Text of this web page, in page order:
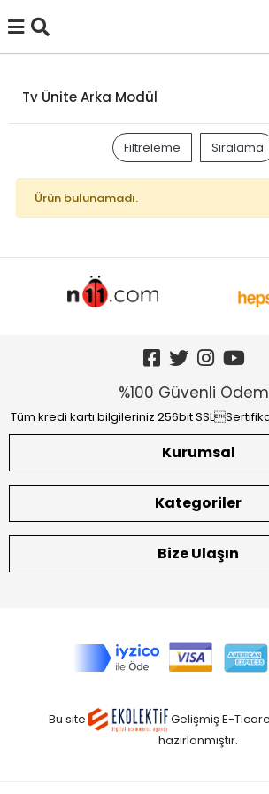
Tv Ünite Arka Modül
Filtreleme Sıralama
Ürün bulunamadı.
%100 Güvenli
Tüm kredi kartı bilgileriniz 256bit
Kurumsal
Kategoriler
Bize Ulaşın
Bu site
Gelişmiş E-
hazırlanmıştır.